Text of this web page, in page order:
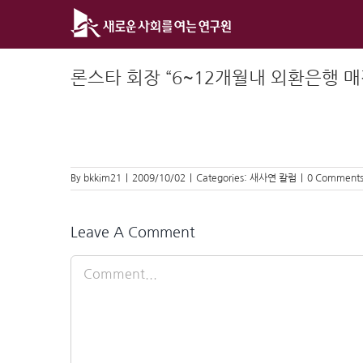
론스타 회장 “6~12개월내 외환은행 매
By bkkim21 2009/10/02 Categories: 새사연 칼럼 0 Comments
Leave A Comment